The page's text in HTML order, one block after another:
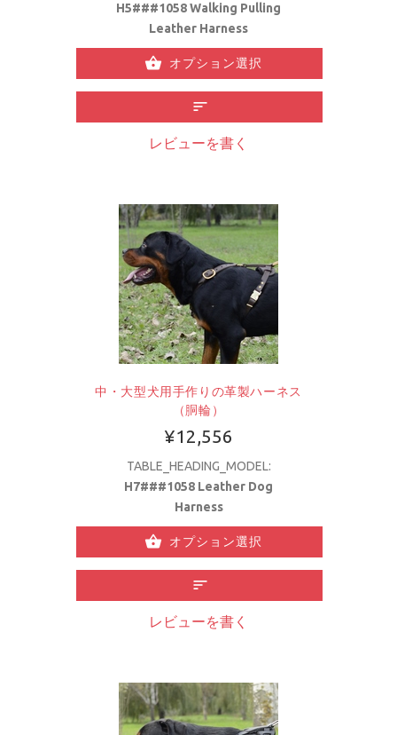
H5###1058 Walking Pulling
Leather Harness
オプション選択
レビューを書く
中・大型犬用手作りの革製ハーネス
（胴輪）
¥12,556
TABLE_HEADING_MODEL:
H7###1058 Leather Dog
Harness
オプション選択
レビューを書く